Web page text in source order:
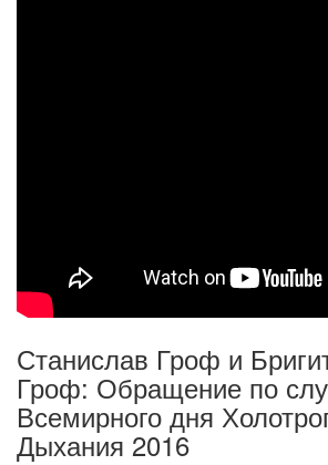
Станислав Гроф и
Гроф: Обращение по
Всемирного дня
Дыхания 2016